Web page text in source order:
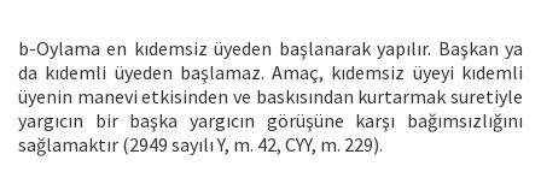
b-Oylama en kıdemsiz üyeden başlanarak yapılır. Başkan ya
da kıdemli üyeden başlamaz. Amaç, kıdemsiz üyeyi kıdemli
üyenin manevi etkisinden ve baskısından kurtarmak suretiyle
yargıcın bir başka yargıcın görüşüne karşı bağımsızlığını
sağlamaktır (2949 sayılı Y, m. 42, CYY, m. 229).